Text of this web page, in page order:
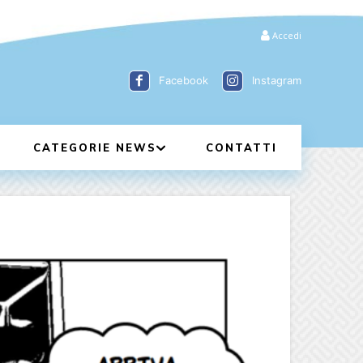
Accedi
Facebook Instagram
CATEGORIE NEWS CONTATTI